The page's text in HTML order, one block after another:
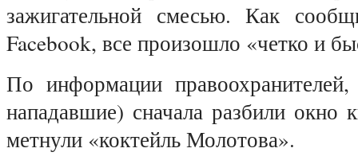
зажигательной смесью. Как
Facebook, все произошло «четко и
По информации
нападавшие) сначала разбили окно
метнули «коктейль Молотова».